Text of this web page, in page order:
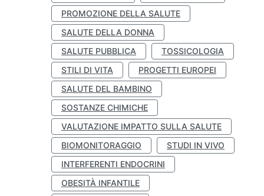
PROMOZIONE DELLA SALUTE
SALUTE DELLA DONNA
SALUTE PUBBLICA
TOSSICOLOGIA
STILI DI VITA
PROGETTI EUROPEI
SALUTE DEL BAMBINO
SOSTANZE CHIMICHE
VALUTAZIONE IMPATTO SULLA SALUTE
BIOMONITORAGGIO
STUDI IN VIVO
INTERFERENTI ENDOCRINI
OBESITÀ INFANTILE